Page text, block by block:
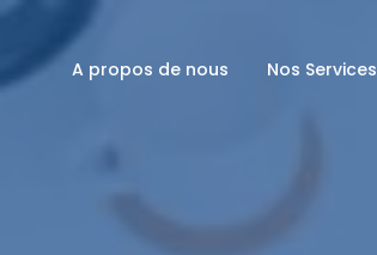
A propos de nous Nos Services